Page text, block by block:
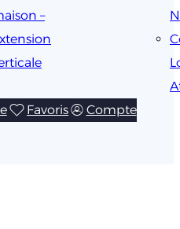
–
Favoris Compte